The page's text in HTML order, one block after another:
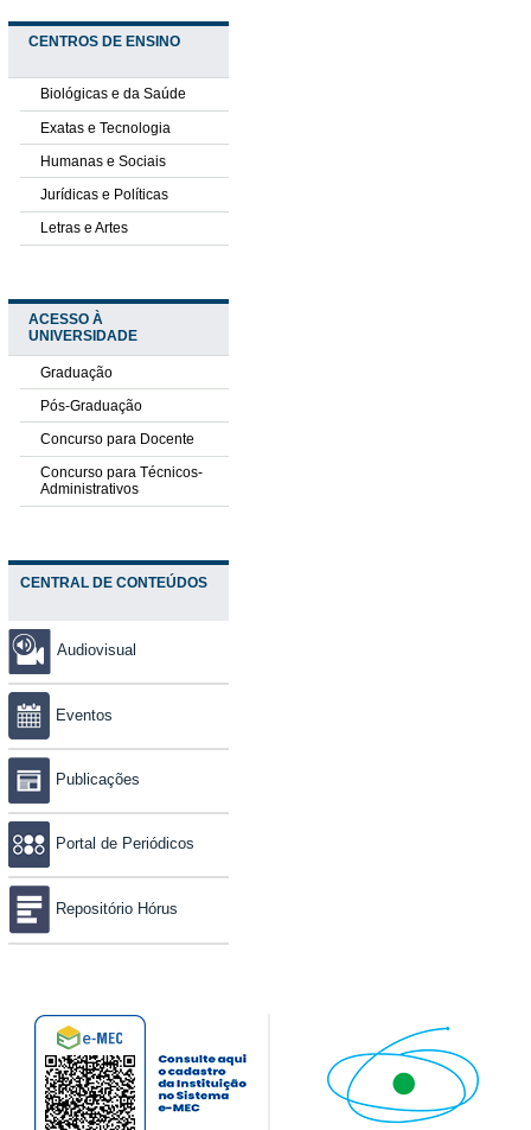
CENTROS DE ENSINO
Biológicas e da Saúde
Exatas e Tecnologia
Humanas e Sociais
Jurídicas e Políticas
Letras e Artes
ACESSO À
UNIVERSIDADE
Graduação
Pós-Graduação
Concurso para Docente
Concurso para Técnicos-
Administrativos
CENTRAL DE CONTEÚDOS
Audiovisual
Eventos
Publicações
Portal de Periódicos
Repositório Hórus